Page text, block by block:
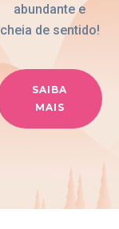
abundante e
cheia de sentido!
SAIBA
MAIS